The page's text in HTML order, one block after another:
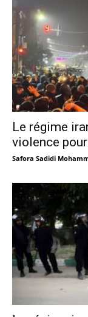
Le régime
violence
Safora Sadidi